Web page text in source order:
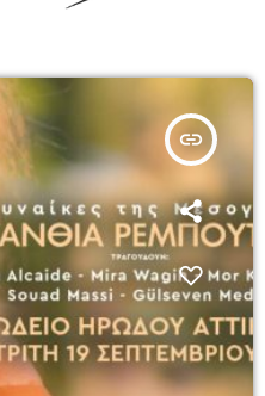
insert_link